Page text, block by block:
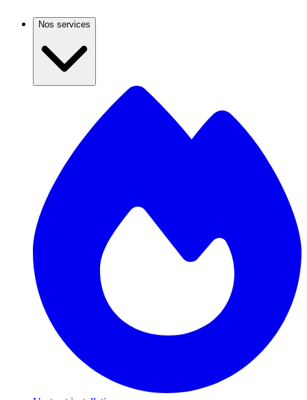
Nos services